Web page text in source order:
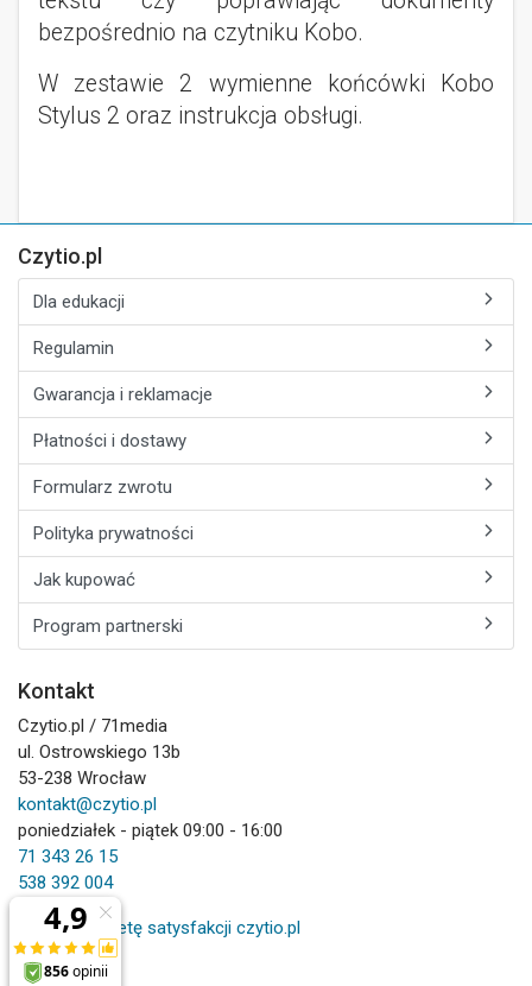
bezpośrednio na czytniku Kobo.
W zestawie 2 wymienne końcówki Kobo
Stylus 2 oraz instrukcja obsługi.
Czytio.pl
Dla edukacji
Regulamin
Gwarancja i reklamacje
Płatności i dostawy
Formularz zwrotu
Polityka prywatności
Jak kupować
Program partnerski
Kontakt
Czytio.pl / 71media
ul. Ostrowskiego 13b
53-238 Wrocław
kontakt@czytio.pl
poniedziałek - piątek 09:00 - 16:00
71 343 26 15
538 392 004
Wypełnij ankietę satysfakcji czytio.pl